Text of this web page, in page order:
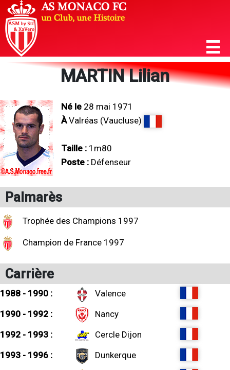
MARTIN Lilian
Né le 28 mai 1971
ÀValréas (Vaucluse)
Taille : 1m80
Poste : Défenseur
Palmarès
Trophée des Champions 1997
Champion de France 1997
Carrière
1988 - 1990 :
Valence
1990 - 1992 :
Nancy
1992 - 1993 :
Cercle Dijon
1993 - 1996 :
Dunkerque